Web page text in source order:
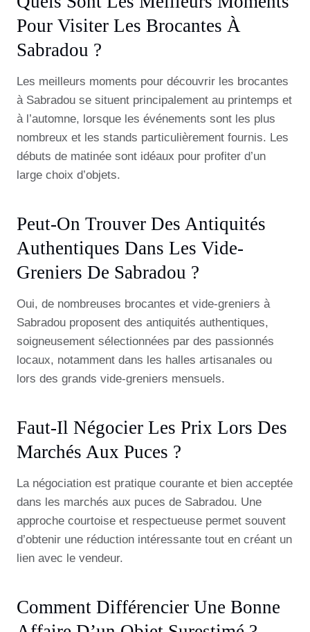
Pour Visiter Les Brocantes À
Sabradou ?
Les meilleurs moments pour découvrir les brocantes
à Sabradou se situent principalement au printemps et
à l’automne, lorsque les événements sont les plus
nombreux et les stands particulièrement fournis. Les
débuts de matinée sont idéaux pour profiter d’un
large choix d’objets.
Peut-On Trouver Des Antiquités
Authentiques Dans Les Vide-
Greniers De Sabradou ?
Oui, de nombreuses brocantes et vide-greniers à
Sabradou proposent des antiquités authentiques,
soigneusement sélectionnées par des passionnés
locaux, notamment dans les halles artisanales ou
lors des grands vide-greniers mensuels.
Faut-Il Négocier Les Prix Lors Des
Marchés Aux Puces ?
La négociation est pratique courante et bien acceptée
dans les marchés aux puces de Sabradou. Une
approche courtoise et respectueuse permet souvent
d’obtenir une réduction intéressante tout en créant un
lien avec le vendeur.
Comment Différencier Une Bonne